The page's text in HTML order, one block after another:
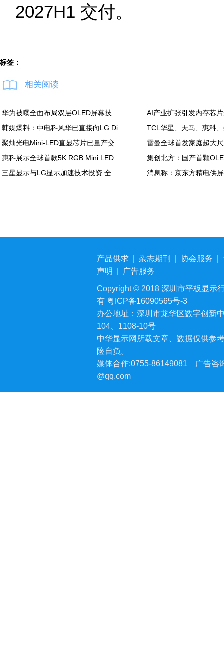
2027H1 交付。
标签：
相关阅读
产品供求 杂志期刊 协会服务
声明
广告服务
Copyright © 2018 深圳市平板显示
有 粤ICP备16090565号-3
办公地址：深圳市龙华区数字创新
104、1108-10号
中华显示网所载文章、数据仅供参
险自负。
媒体合作:0755-86149081
广告咨
@qq.com